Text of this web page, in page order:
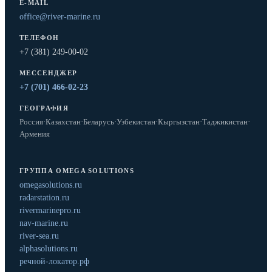
E-MAIL
office@river-marine.ru
ТЕЛЕФОН
+7 (381) 249-00-02
МЕССЕНДЖЕР
+7 (701) 466-02-23
ГЕОГРАФИЯ
Россия·Казахстан·Беларусь·Узбекистан·Кыргызстан·Таджикистан·
Армения
ГРУППА OMEGA SOLUTIONS
omegasolutions.ru
radarstation.ru
rivermarinepro.ru
nav-marine.ru
river-sea.ru
alphasolutions.ru
речной-локатор.рф